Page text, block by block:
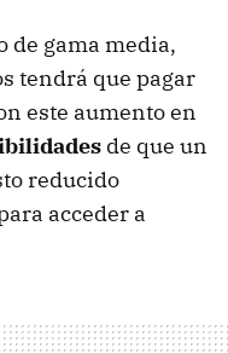
de gama media,
tendrá que pagar
este aumento en
de que un
reducido
acceder a